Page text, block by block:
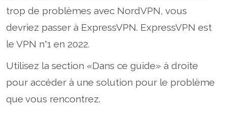
trop de problèmes avec NordVPN, vous
devriez passer à ExpressVPN. ExpressVPN est
le VPN n°1 en 2022.
Utilisez la section «Dans ce guide» à droite
pour accéder à une solution pour le problème
que vous rencontrez.